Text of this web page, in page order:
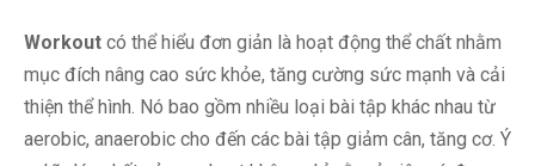
Workout có thể hiểu đơn giản là hoạt động thể chất nhằm
mục đích nâng cao sức khỏe, tăng cường sức mạnh và cải
thiện thể hình. Nó bao gồm nhiều loại bài tập khác nhau từ
aerobic, anaerobic cho đến các bài tập giảm cân, tăng cơ. Ý